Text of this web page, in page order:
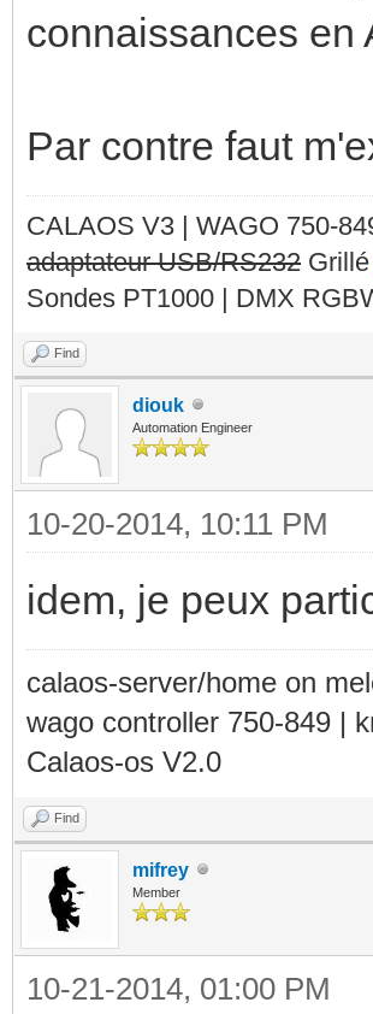
connaissances
Par contre faut
CALAOS V3 | WAGO 750-
adaptateur USB/RS232 Grillé
Sondes PT1000 | DMX
Find
diouk
Automation Engineer
10-20-2014, 10:11 PM
idem, je peux
calaos-server/home on
wago controller 750-849 |
Calaos-os V2.0
Find
mifrey
Member
10-21-2014, 01:00 PM